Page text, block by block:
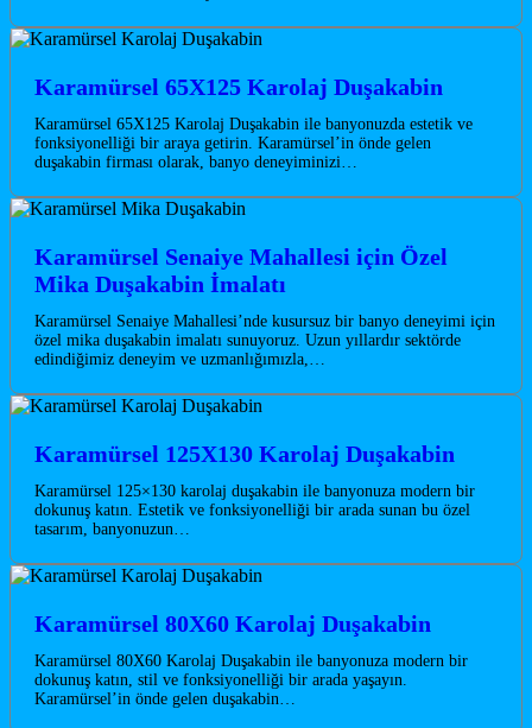
Karamürsel 65X125 Karolaj Duşakabin
Karamürsel 65X125 Karolaj Duşakabin ile banyonuzda estetik ve
fonksiyonelliği bir araya getirin. Karamürsel’in önde gelen
duşakabin firması olarak, banyo deneyiminizi…
Karamürsel Senaiye Mahallesi için Özel
Mika Duşakabin İmalatı
Karamürsel Senaiye Mahallesi’nde kusursuz bir banyo deneyimi için
özel mika duşakabin imalatı sunuyoruz. Uzun yıllardır sektörde
edindiğimiz deneyim ve uzmanlığımızla,…
Karamürsel 125X130 Karolaj Duşakabin
Karamürsel 125×130 karolaj duşakabin ile banyonuza modern bir
dokunuş katın. Estetik ve fonksiyonelliği bir arada sunan bu özel
tasarım, banyonuzun…
Karamürsel 80X60 Karolaj Duşakabin
Karamürsel 80X60 Karolaj Duşakabin ile banyonuza modern bir
dokunuş katın, stil ve fonksiyonelliği bir arada yaşayın.
Karamürsel’in önde gelen duşakabin…